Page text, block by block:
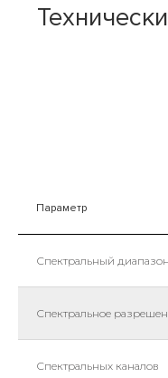
Параметр
Спектральный диапазон
Спектральное
Спектральных каналов